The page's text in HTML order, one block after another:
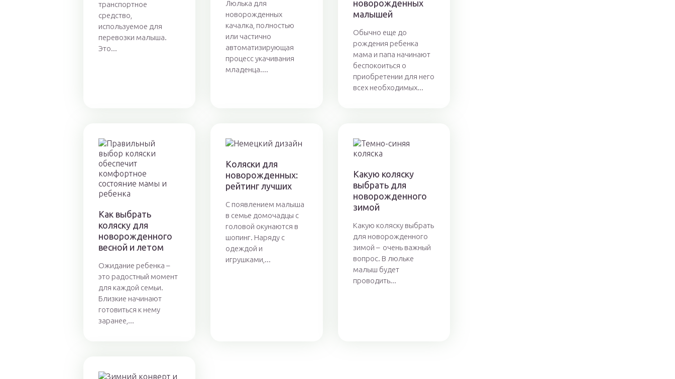
транспортное
средство,
используемое для
перевозки малыша.
Это...
Люлька для
новорожденных
качалка, полностью
или частично
автоматизирующая
процесс укачивания
младенца....
новорожденных
малышей
Обычно еще до
рождения ребенка
мама и папа начинают
беспокоиться о
приобретении для него
всех необходимых...
Как выбрать
коляску для
новорожденного
весной и летом
Ожидание ребенка –
это радостный момент
для каждой семьи.
Близкие начинают
готовиться к нему
заранее,...
Коляски для
новорожденных:
рейтинг лучших
С появлением малыша
в семье домочадцы с
головой окунаются в
шопинг. Наряду с
одеждой и
игрушками,...
Какую коляску
выбрать для
новорожденного
зимой
Какую коляску выбрать
для новорожденного
зимой – очень важный
вопрос. В люльке
малыш будет
проводить...